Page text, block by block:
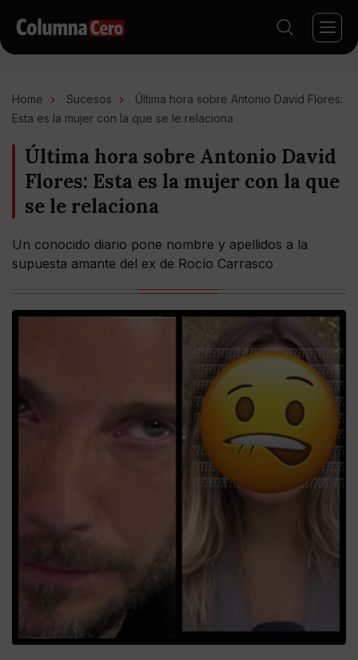
Home Sucesos
Última hora sobre Antonio David Flores:
Esta es la mujer con la que se le relaciona
Última hora sobre Antonio David
Flores: Esta es la mujer con la que
se le relaciona
Un conocido diario pone nombre y apellidos a la
supuesta amante del ex de Rocío Carrasco